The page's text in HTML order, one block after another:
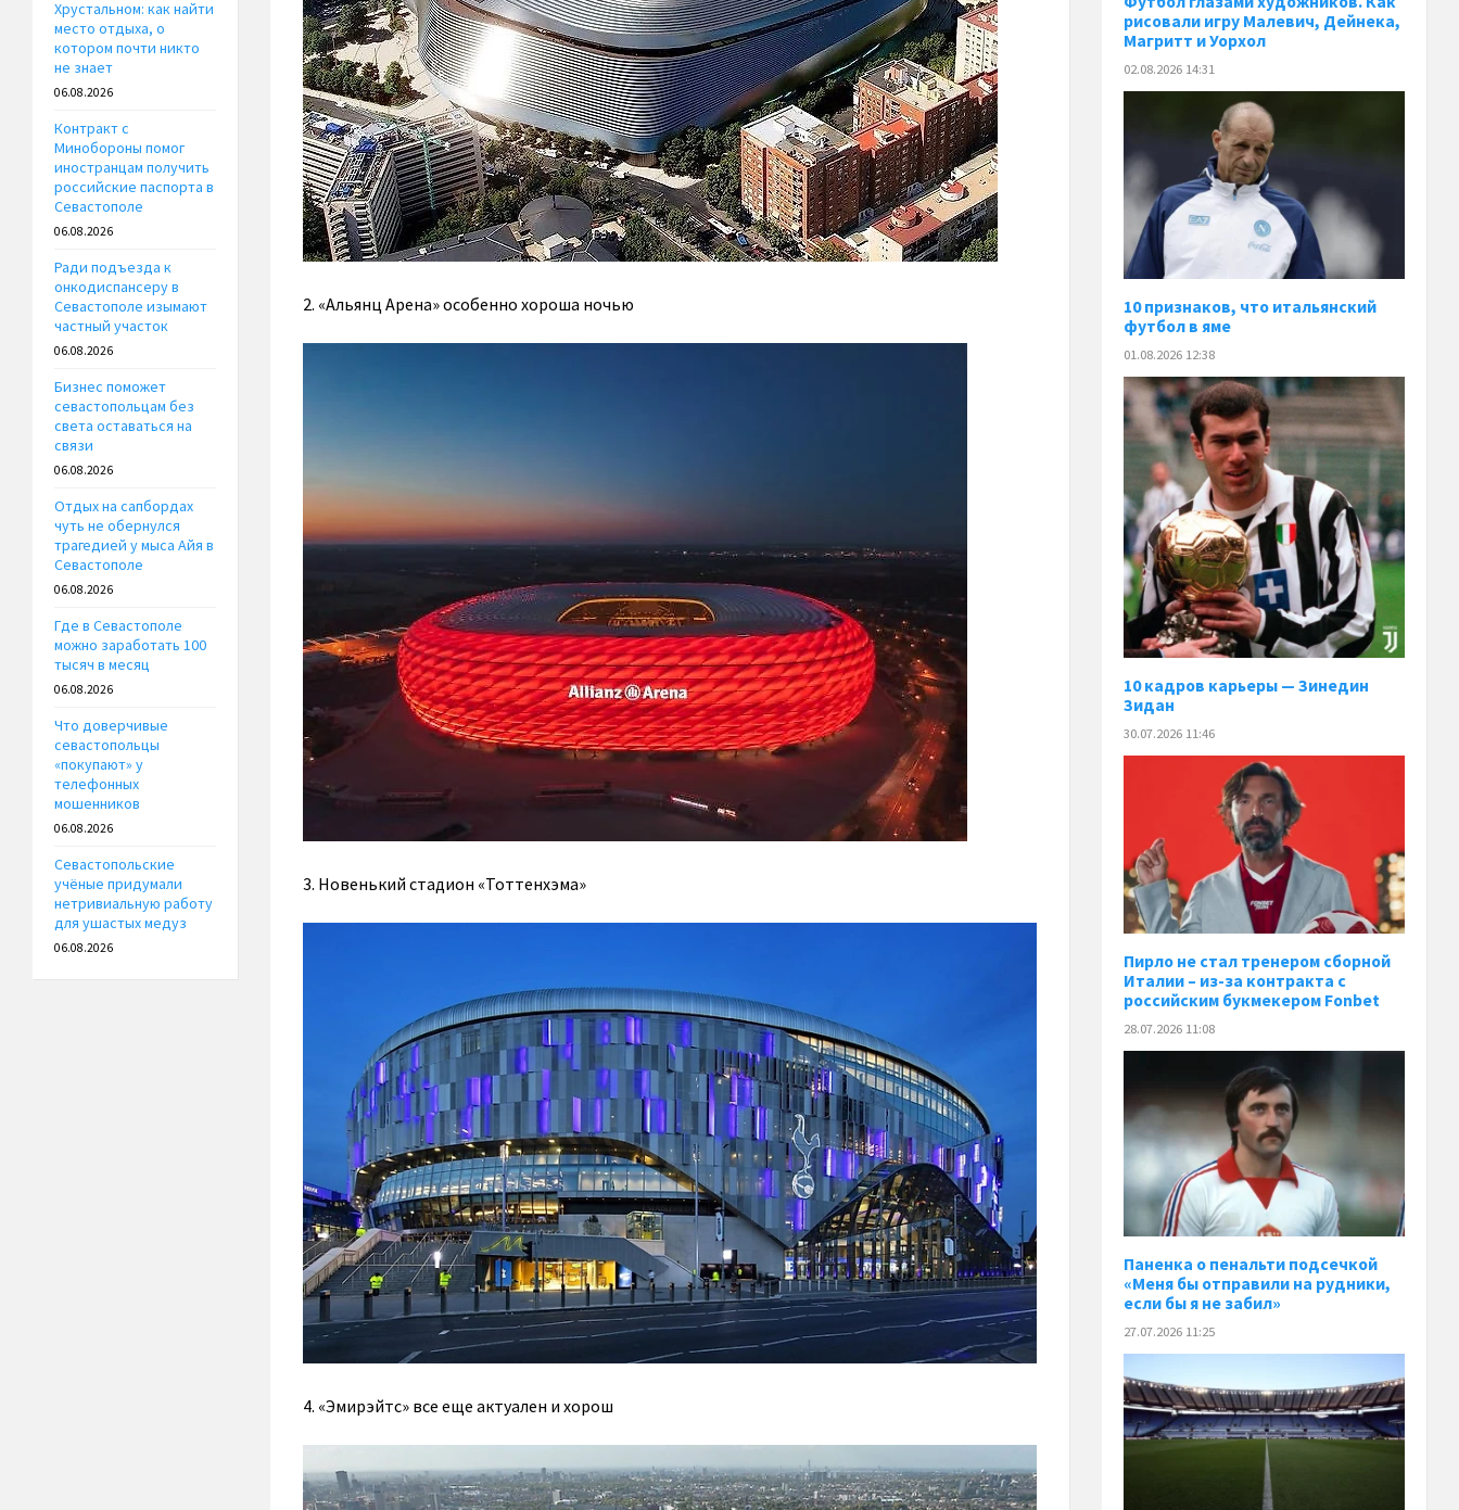
2. «Альянц Арена» особенно хороша ночью
3. Новенький стадион «Тоттенхэма»
4. «Эмирэйтс» все еще актуален и хорош
Хрустальном: как найти
место отдыха, о
котором почти никто
не знает
06.08.2026
Контракт с
Минобороны помог
иностранцам получить
российские паспорта в
Севастополе
06.08.2026
Ради подъезда к
онкодиспансеру в
Севастополе изымают
частный участок
06.08.2026
Бизнес поможет
севастопольцам без
света оставаться на
связи
06.08.2026
Отдых на сапбордах
чуть не обернулся
трагедией у мыса Айя в
Севастополе
06.08.2026
Где в Севастополе
можно заработать 100
тысяч в месяц
06.08.2026
Что доверчивые
севастопольцы
«покупают» у
телефонных
мошенников
06.08.2026
Севастопольские
учёные придумали
нетривиальную работу
для ушастых медуз
06.08.2026
рисовали игру Малевич, Дейнека,
Магритт и Уорхол
02.08.2026 14:31
10 признаков, что итальянский
футбол в яме
01.08.2026 12:38
10 кадров карьеры — Зинедин
Зидан
30.07.2026 11:46
Пирло не стал тренером сборной
Италии – из-за контракта с
российским букмекером Fonbet
28.07.2026 11:08
Паненка o пенальти подсечкой
«Меня бы отправили на рудники,
если бы я не забил»
27.07.2026 11:25